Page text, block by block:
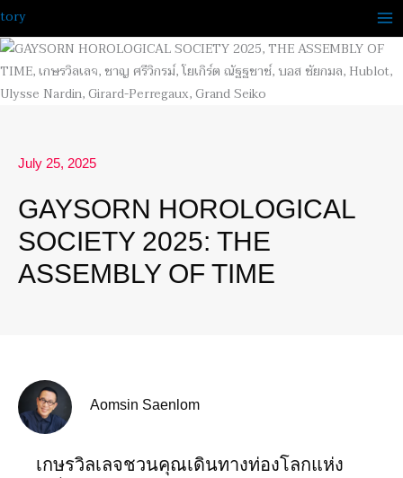
Skip
to
content
July 25, 2025
GAYSORN HOROLOGICAL
SOCIETY 2025: THE
ASSEMBLY OF TIME
Aomsin Saenlom
เกษรวิลเลจชวนคุณเดินทางท่องโลกแห่ง